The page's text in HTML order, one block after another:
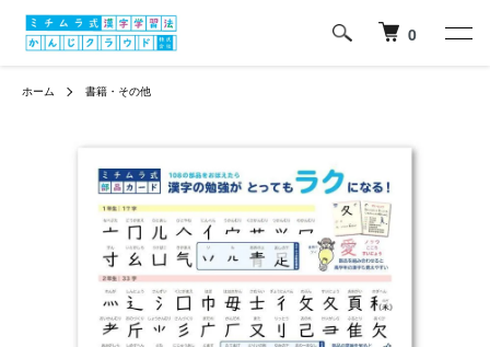
0
ホーム 書籍・その他